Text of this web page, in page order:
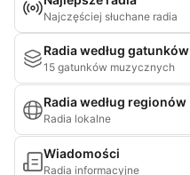
Najczęściej słuchane radia
Radia według gatunków
15 gatunków muzycznych
Radia według regionów
Radia lokalne
Wiadomości
Radia informacyjne